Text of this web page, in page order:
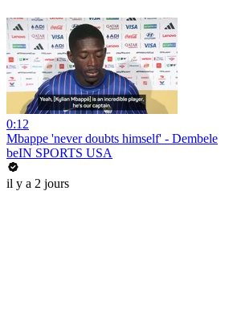
0:12
Mbappe 'never doubts himself' - Dembele
beIN SPORTS USA
il y a 2 jours